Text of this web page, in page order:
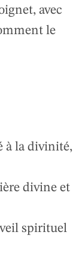
avec
le
à la divinité,
divine et
spirituel